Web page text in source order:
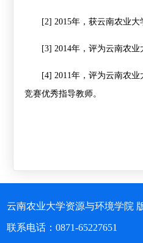
[2] 2015年，获云南农业大
[3] 2014年，评为云南农业
[4] 2011年，评为云南农业
竞赛优秀指导教师。
云南农业大学资源与环境学院
联系电话：0871-65227651